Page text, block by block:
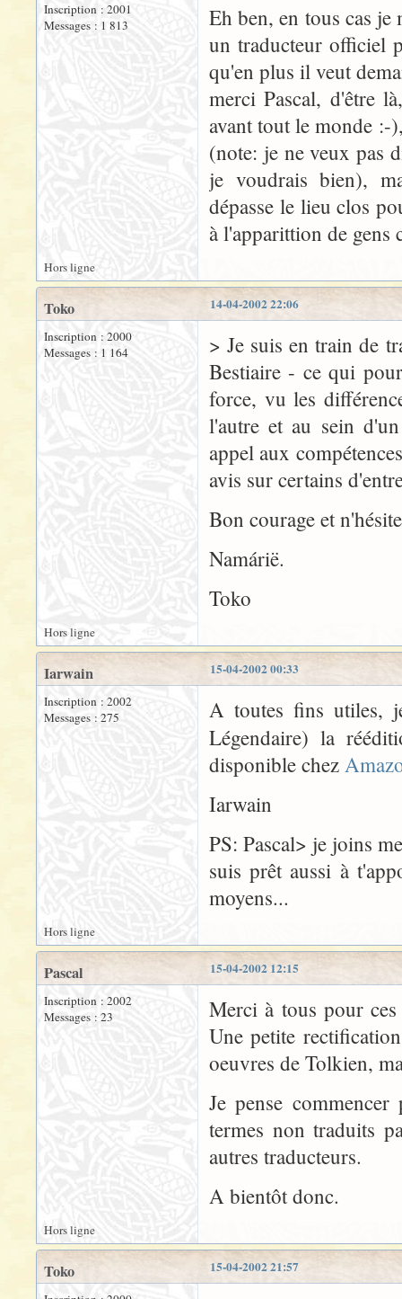
Inscription : 2001
Messages : 1 813
Eh ben, en tous cas
un traducteur officiel
qu'en plus il veut
merci Pascal, d'être
avant tout le monde :-
(note: je ne veux pas
je voudrais bien),
dépasse le lieu clos
à l'apparittion de gens
Hors ligne
14-04-2002 22:06
Toko
Inscription : 2000
Messages : 1 164
> Je suis en train de
Bestiaire - ce qui
force, vu les
l'autre et au sein
appel aux
avis sur certains
Bon courage et
Namárië.
Toko
Hors ligne
15-04-2002 00:33
Iarwain
Inscription : 2002
Messages : 275
A toutes fins utiles,
Légendaire) la
disponible chez
Iarwain
PS: Pascal> je joins
suis prêt aussi à
moyens...
Hors ligne
15-04-2002 12:15
Pascal
Inscription : 2002
Messages : 23
Merci à tous pour
Une petite
oeuvres de Tolkien,
Je pense
termes non traduits
autres traducteurs.
A bientôt donc.
Hors ligne
15-04-2002 21:57
Toko